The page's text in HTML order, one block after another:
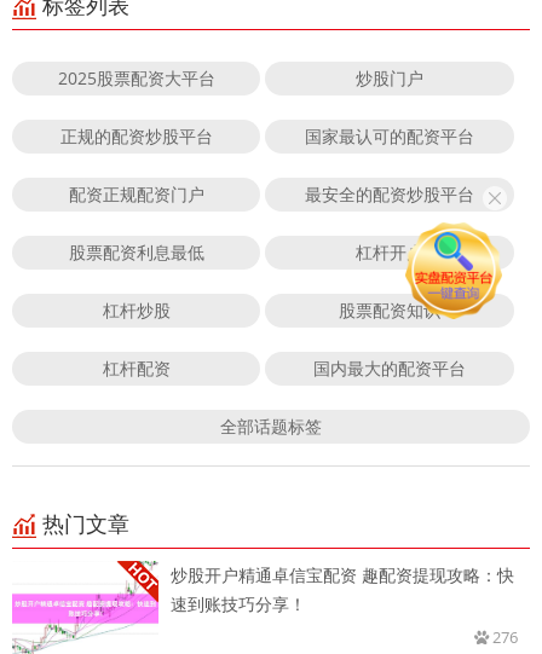
标签列表
2025股票配资大平台 炒股门户
正规的配资炒股平台 国家最认可的配资平台
配资正规配资门户 最安全的配资炒股平台
股票配资利息最低 杠杆开户
杠杆炒股 股票配资知识
杠杆配资 国内最大的配资平台
全部话题标签
热门文章
炒股开户精通卓信宝配资 趣配资提现攻略：快
速到账技巧分享！
276